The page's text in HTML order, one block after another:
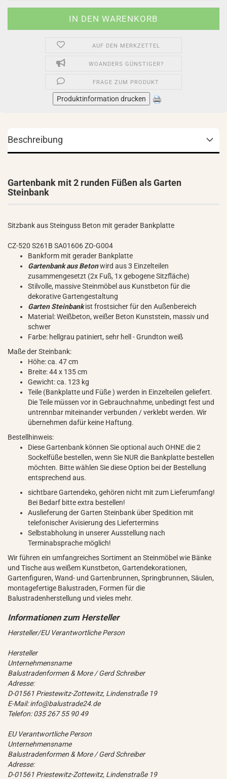
AUF DEN MERKZETTEL
WOANDERS GÜNSTIGER?
FRAGE ZUM PRODUKT
Produktinformation drucken
Beschreibung
Gartenbank mit 2 runden Füßen als Garten
Steinbank
Sitzbank aus Steinguss Beton mit gerader Bankplatte
CZ-520 S261B SA01606 ZO-G004
Bankform mit gerader Bankplatte
Gartenbank aus Betonwird aus 3 Einzelteilen
zusammengesetzt (2x Fuß, 1x gebogene Sitzfläche)
Stilvolle, massive Steinmöbel aus Kunstbeton für die
dekorative Gartengestaltung
Garten Steinbankist frostsicher für den Außenbereich
Material: Weißbeton, weißer Beton Kunststein, massiv und
schwer
Farbe: hellgrau patiniert, sehr hell - Grundton weiß
Maße der Steinbank:
Höhe: ca. 47 cm
Breite: 44 x 135 cm
Gewicht: ca. 123 kg
Teile (Bankplatte und Füße ) werden in Einzelteilen geliefert.
Die Teile müssen vor in Gebrauchnahme, unbedingt fest und
untrennbar miteinander verbunden / verklebt werden. Wir
übernehmen dafür keine Haftung.
Bestellhinweis:
Diese Gartenbank können Sie optional auch OHNE die 2
Sockelfüße bestellen, wenn Sie NUR die Bankplatte bestellen
möchten. Bitte wählen Sie diese Option bei der Bestellung
entsprechend aus.
sichtbare Gartendeko, gehören nicht mit zum Lieferumfang!
Bei Bedarf bitte extra bestellen!
Auslieferung der Garten Steinbank über Spedition mit
telefonischer Avisierung des Liefertermins
Selbstabholung in unserer Ausstellung nach
Terminabsprache möglich!
Wir führen ein umfangreiches Sortiment an Steinmöbel wie Bänke
und Tische aus weißem Kunstbeton, Gartendekorationen,
Gartenfiguren, Wand- und Gartenbrunnen, Springbrunnen, Säulen,
montagefertige Balustraden, Formen für die
Balustradenherstellung und vieles mehr.
Hersteller/EU Verantwortliche Person
Hersteller
Unternehmensname
Balustradenformen & More / Gerd Schreiber
Adresse:
D-01561 Priestewitz-Zottewitz, Lindenstraße 19
E-Mail: info@balustrade24.de
Telefon: 035 267 55 90 49
EU Verantwortliche Person
Unternehmensname
Balustradenformen & More / Gerd Schreiber
Adresse:
D-01561 Priestewitz-Zottewitz, Lindenstraße 19